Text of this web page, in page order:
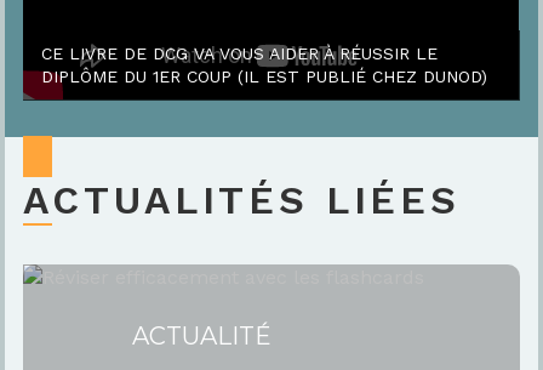
CE LIVRE DE DCG VA VOUS AIDER À RÉUSSIR LE
DIPLÔME DU 1ER COUP (IL EST PUBLIÉ CHEZ DUNOD)
ACTUALITÉS LIÉES
ACTUALITÉ